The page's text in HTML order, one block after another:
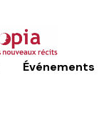
Événements